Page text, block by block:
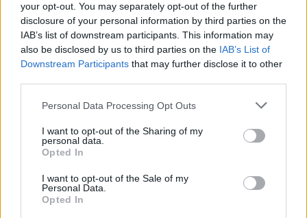
your opt-out. You may separately opt-out of the further
disclosure of your personal information by third parties on the
IAB’s list of downstream participants. This information may
also be disclosed by us to third parties on the IAB’s List of
Downstream Participants that may further disclose it to other
Personal Data Processing Opt Outs
I want to opt-out of the Sharing of my
personal data.
Opted In
I want to opt-out of the Sale of my
Personal Data.
Opted In
Hakim Ziyech verhuurt opnieuw luxe
appartement op Amsterdamse Zuidas
Marcos Leonardo laat eerste indruk achter bij
duels te zien
blijft cruciaal